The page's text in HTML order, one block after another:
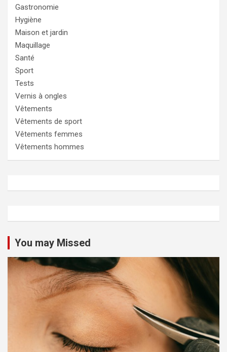
Gastronomie
Hygiène
Maison et jardin
Maquillage
Santé
Sport
Tests
Vernis à ongles
Vêtements
Vêtements de sport
Vêtements femmes
Vêtements hommes
You may Missed